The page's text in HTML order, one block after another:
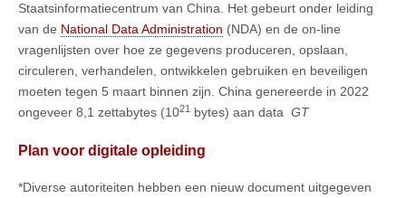
Staatsinformatiecentrum van China. Het gebeurt onder leiding
van de National Data Administration (NDA) en de on-line
vragenlijsten over hoe ze gegevens produceren, opslaan,
circuleren, verhandelen, ontwikkelen gebruiken en beveiligen
moeten tegen 5 maart binnen zijn. China genereerde in 2022
ongeveer 8,1 zettabytes (1021 bytes) aan data GT
Plan voor digitale opleiding
*Diverse autoriteiten hebben een nieuw document uitgegeven